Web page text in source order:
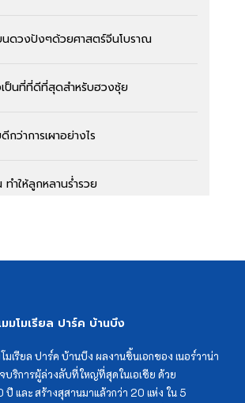
นดวงปังๆด้วยศาสตร์จีนโบราณ
ป็นที่ที่ดีที่สุดสำหรับฮวงซุ้ย
กว่าการเผาอย่างไร
ำให้ลูกหลานร่ำรวย
งความสำเร็จของลูกหลานชาวจีน
วงซุ้ย หรือฮวงซุ้ยทำให้ร่ำรวย
มมโมเรียล ปาร์ค บ้านบึง
มเรียล ปาร์ค บ้านบึง ผลงานชิ้นเอกของ เนอร์วาน่า
บริการผู้ล่วงลับที่ใหญ่ที่สุดในเอเชีย ด้วย
และ สร้างสุสานมาแล้วกว่า 20 แห่ง ใน 5